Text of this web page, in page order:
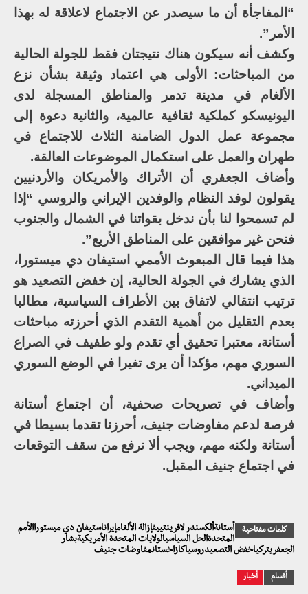
“المفاجأة أن ما سيصدر عن الاجتماع لاعلاقة له بهذا
الأمر”.
وكشف أنه سيكون هناك نتيجتان فقط للجولة الحالية
من المباحثات: الأولى هي اعتماد وثيقة بشأن نزع
الألغام في مدينة تدمر والمناطق المسجلة لدى
اليونيسكو كملكية ثقافية عالمية، والثانية دعوة إلى
مجموعة عمل الدول الضامنة الثلاث للاجتماع في
طهران والعمل على استكمال الموضوعات العالقة.
وأضاف الجعفري أن الأتراك والأمريكان والأردنيين
يقولون لوفد النظام والوفدين الإيراني والروسي “إذا
لم تسمحوا لنا بأن ندخل بقواتنا في الشمال والجنوب
فنحن غير موافقين على المناطق الأربع”.
هذا فيما قال المبعوث الأممي استيفان دي ميستورا،
الذي يشارك في الجولة الحالية، إن خفض التصعيد هو
ترتيب انتقالي لاتفاق بين الأطراف السياسية، مطالبا
بعدم التقليل من أهمية التقدم الذي أحرزته مباحثات
أستانة، معتبرا تحقيق أي تقدم ولو طفيف في الصراع
السوري مهم، مؤكدا أن يرى تغيرا في الوضع السوري
الميداني.
وأضاف في تصريحات صحفية، أن اجتماع أستانة
فرصة لدعم مفاوضات جنيف، أحرزنا تقدما بسيطا في
أستانة ولكنه مهم، ويجب ألا نرفع من سقف التوقعات
في اجتماع جنيف المقبل.
كلمات مفتاحية
أستانةألكسندر لافرينتييفإزالة الألغامإيراناستيفان دي ميستوراالأمم
المتحدةالحل السياسيالولايات المتحدة الأمريكيةبشار
الجعفريتركياخفض التصعيدروسياكازاخستانمفاوضات جنيف
أقسام أخبار